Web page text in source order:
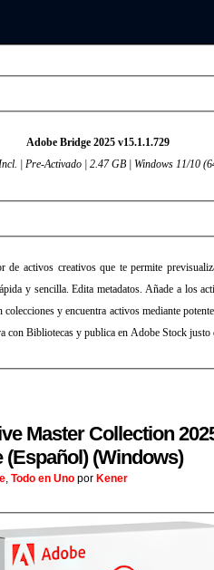
Adobe Bridge 2025 v15.1.1.729
| Pre-Activado | 2.47 GB | Windows 11/10
de activos creativos que te permite
y sencilla. Edita metadatos. Añade a los
y encuentra activos mediante
con Bibliotecas y publica en Adobe Stock justo
Master Collection
(Español) (Windows)
, Todo en Uno por Kener